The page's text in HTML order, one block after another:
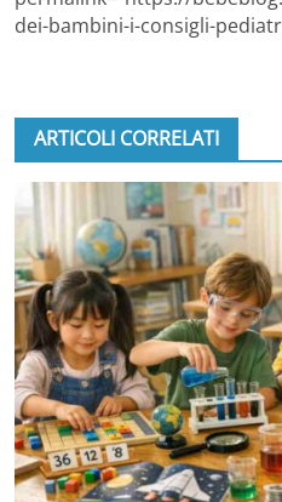
dei-bambini-i-consigli-
ARTICOLI CORRELATI